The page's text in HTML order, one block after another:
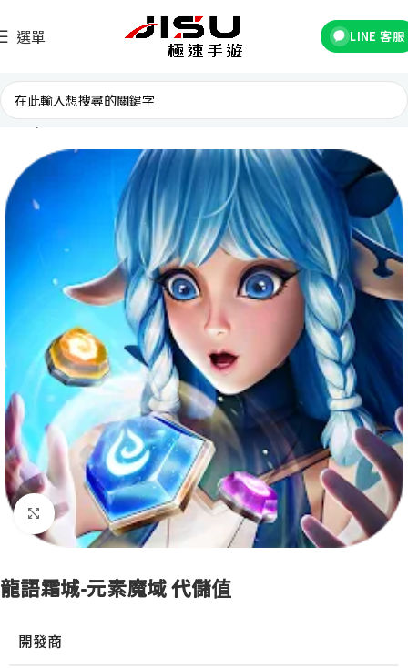
選單 LINE 客服
首頁 台灣遊戲
點擊放大
龍語霜城-元素魔域 代儲值
開發商